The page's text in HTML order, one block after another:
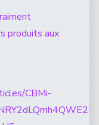
produits aux
CBMi-